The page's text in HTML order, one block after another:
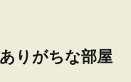
りがちな部屋